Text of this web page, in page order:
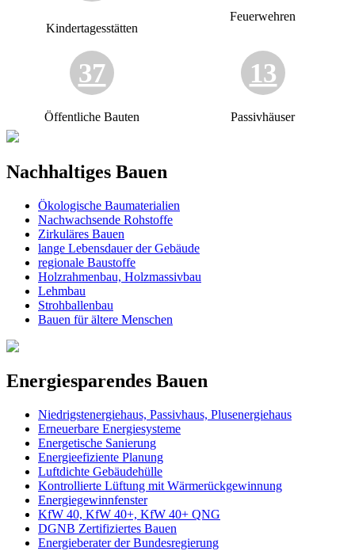
Kindertagesstätten
Feuerwehren
37
Öffentliche Bauten
13
Passivhäuser
Nachhaltiges Bauen
Ökologische Baumaterialien
Nachwachsende Rohstoffe
Zirkuläres Bauen
lange Lebensdauer der Gebäude
regionale Baustoffe
Holzrahmenbau, Holzmassivbau
Lehmbau
Strohballenbau
Bauen für ältere Menschen
Energiesparendes Bauen
Niedrigstenergiehaus, Passivhaus, Plusenergiehaus
Erneuerbare Energiesysteme
Energetische Sanierung
Energieefiziente Planung
Luftdichte Gebäudehülle
Kontrollierte Lüftung mit Wärmerückgewinnung
Energiegewinnfenster
KfW 40, KfW 40+, KfW 40+ QNG
DGNB Zertifiziertes Bauen
Energieberater der Bundesregierung